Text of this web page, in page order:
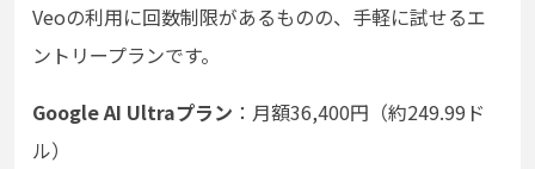
Veoの利用に回数制限があるものの、手軽に試せるエ
ントリープランです。
Google AI Ultraプラン ：月額36,400円（約249.99ド
ル）